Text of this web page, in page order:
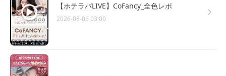
【ホテラバLIVE】CoFancy_全色レポ
2026-08-06 03:00